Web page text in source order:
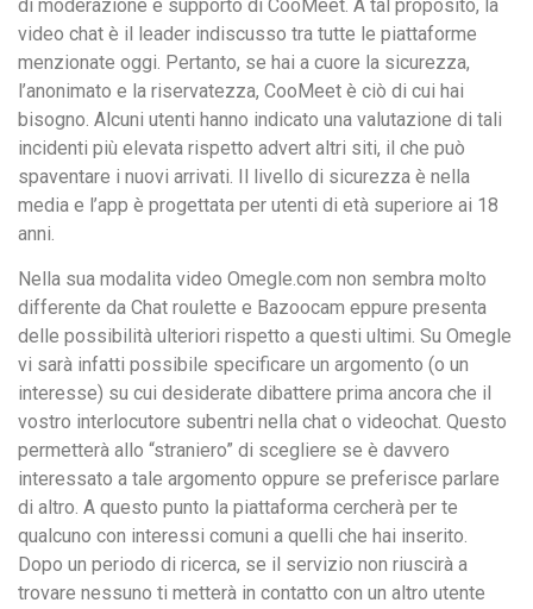
di moderazione e supporto di CooMeet. A tal proposito, la
video chat è il leader indiscusso tra tutte le piattaforme
menzionate oggi. Pertanto, se hai a cuore la sicurezza,
l’anonimato e la riservatezza, CooMeet è ciò di cui hai
bisogno. Alcuni utenti hanno indicato una valutazione di tali
incidenti più elevata rispetto advert altri siti, il che può
spaventare i nuovi arrivati. Il livello di sicurezza è nella
media e l’app è progettata per utenti di età superiore ai 18
anni.
Nella sua modalita video Omegle.com non sembra molto
differente da Chat roulette e Bazoocam eppure presenta
delle possibilità ulteriori rispetto a questi ultimi. Su Omegle
vi sarà infatti possibile specificare un argomento (o un
interesse) su cui desiderate dibattere prima ancora che il
vostro interlocutore subentri nella chat o videochat. Questo
permetterà allo “straniero” di scegliere se è davvero
interessato a tale argomento oppure se preferisce parlare
di altro. A questo punto la piattaforma cercherà per te
qualcuno con interessi comuni a quelli che hai inserito.
Dopo un periodo di ricerca, se il servizio non riuscirà a
trovare nessuno ti metterà in contatto con un altro utente